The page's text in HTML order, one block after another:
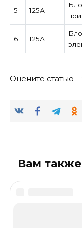
5 125А
6 125А
Оцените статью
Вам